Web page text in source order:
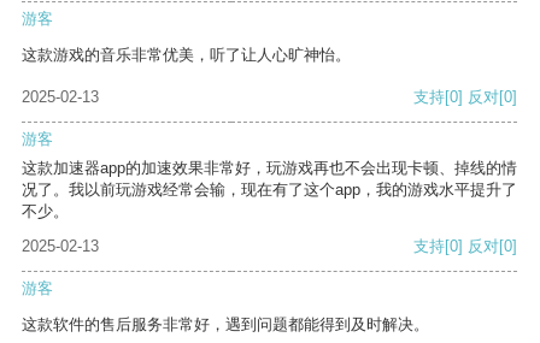
游客
这款游戏的音乐非常优美，听了让人心旷神怡。
2025-02-13 支持[0] 反对[0]
游客
这款加速器app的加速效果非常好，玩游戏再也不会出现卡顿、掉线的情
况了。我以前玩游戏经常会输，现在有了这个app，我的游戏水平提升了
不少。
2025-02-13
支持[0] 反对[0]
游客
这款软件的售后服务非常好，遇到问题都能得到及时解决。